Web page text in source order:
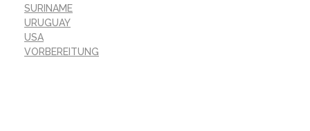
SURINAME
URUGUAY
USA
VORBEREITUNG